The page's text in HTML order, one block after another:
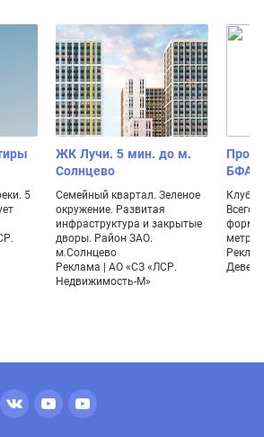
5
ЖК Лучи. 5 мин. до м.
Солнцево
Семейный квартал. Зеленое
окружение. Развитая
инфраструктура и закрытые
дворы. Район ЗАО.
м.Солнцево
Реклама | АО «СЗ «ЛСР.
Недвижимость-М»
БФА-
Всего